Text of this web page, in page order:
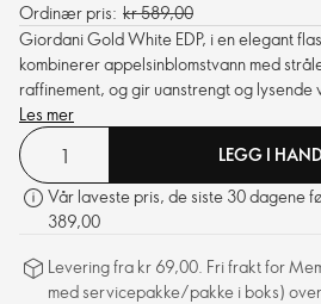
Ordinær pris: kr 589,00
Giordani Gold White EDP, i en elegant
kombinerer appelsinblomstvann med
raffinement, og gir uanstrengt og lysende
Les mer
LEGG I
Vår laveste pris, de siste 30 dagene
389,00
Levering fra kr 69,00. Fri frakt for
med servicepakke/pakke i boks)